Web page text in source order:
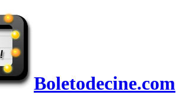
Boletodecine.com